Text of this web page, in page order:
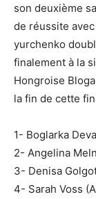
son deuxième
de réussite
yurchenko
finalement à la
Hongroise
la fin de cette
1- Boglarka
2- Angelina
3- Denisa
4- Sarah Voss